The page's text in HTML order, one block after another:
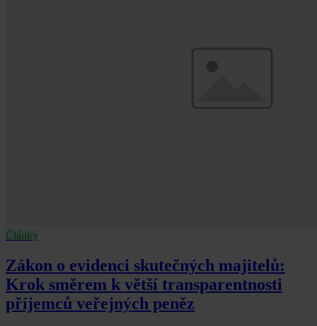
Články
Zákon o evidenci skutečných majitelů:
Krok směrem k větší transparentnosti
příjemců veřejných peněz